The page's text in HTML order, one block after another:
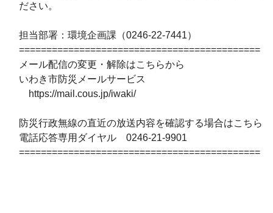
ださい。
担当部署：環境企画課（0246-22-7441）
============================================
メール配信の変更・解除はこちらから
いわき市防災メールサービス
https://mail.cous.jp/iwaki/
防災行政無線の直近の放送内容を確認する場合はこちら
電話応答専用ダイヤル 0246-21-9901
============================================